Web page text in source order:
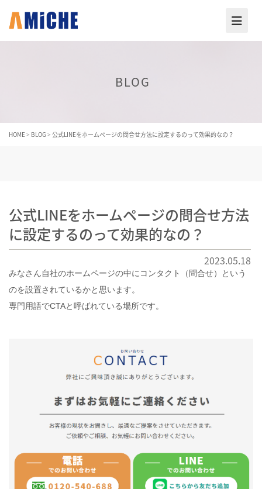
BLOG
HOME> BLOG > 公式LINEをホームページの問合せ方法に設定するのって効果的なの？
公式LINEをホームページの問合せ方法
に設定するのって効果的なの？
2023.05.18
みなさん自社のホームページの中にコンタクト（問合せ）という
のを設置されているかと思います。
専門用語でCTAと呼ばれている場所です。